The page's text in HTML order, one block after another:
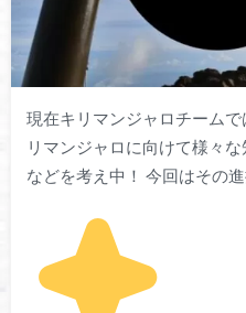
現在キリマンジャロチーム
リマンジャロに向けて様々
などを考え中！ 今回はその